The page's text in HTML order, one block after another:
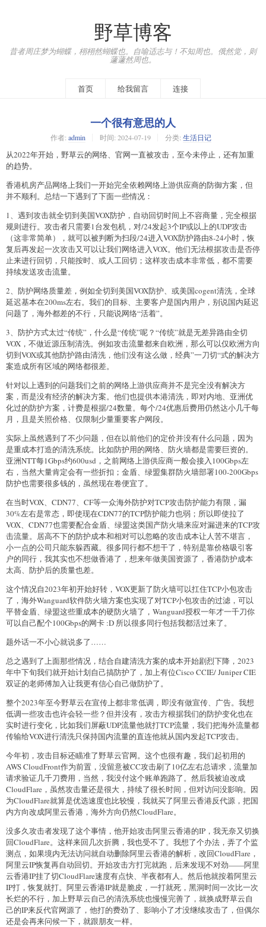
野草博客
昔者周庄梦为蝴蝶，栩栩然蝴蝶也。自喻适志与！不知周也。俄然觉，则
蘧蘧然周也。
首页 给我留言 连接
一个很有意思的人
作者: admin 时间: 2024-07-19 分类: 生活日记
从2022年开始，野草云的网络、官网一直被攻击，至今未停止，还有加重
的趋势。
香港机房产品网络上我们一开始完全依赖网络上游供应商的防御方案，但
并不顺利。总结一下遇到了下面一些情况：
1、遇到攻击就全切到美国VOX防护，自动回切时间上不容商量，完全根据
规则进行。攻击者只需要1台发包机，对/24发起3个IP或以上的UDP攻击
（这非常简单），就可以被判断为扫段/24进入VOX防护路由8-24小时，恢
复后再发起一次攻击又可以让我们网络进入VOX。他们无法根据攻击是否停
止来进行回切，只能按时、或人工回切；这样攻击成本非常低，都不需要
持续发送攻击流量。
2、防护网络质量差，例如全切到美国VOX防护、或美国cogent清洗，全球
延迟基本在200ms左右。我们的目标、主要客户是国内用户，别说国内延迟
问题了，海外都差的不行，只能说网络“活着”。
3、防护方式太过“传统”，什么是“传统”呢？“传统”就是无差异路由全切
VOX，不做近源压制清洗。例如攻击流量都来自欧洲，那么可以仅欧洲方向
切到VOX或其他防护路由清洗，他们没有这么做，经典”一刀切“式的解决方
案造成所有区域的网络都很差。
针对以上遇到的问题我们之前的网络上游供应商并不是完全没有解决方
案，而是没有经济的解决方案。他们也提供本港清洗，即对内地、亚洲优
化过的防护方案，计费是根据/24数量。每个/24优惠后费用仍然达小几千每
月，且是关照价格、仅限制少量重要客户网段。
实际上虽然遇到了不少问题，但在以前他们的定价并没有什么问题，因为
是重成本打造的清洗系统。比如防护用的网络、防火墙都是需要巨资的。
亚洲NTT每1Gbps约600usd，之前网络上游供应商一般会接入100Gbps左
右，当然大量肯定会有一些折扣；金盾、绿盟集群防火墙部署100-200Gbps
防护也需要很多钱的，虽然现在卷便宜了。
在当时VOX、CDN77、CF等一众海外防护对TCP攻击防护能力有限，漏
30%左右是常态，即使现在CDN77的TCP防护能力也弱；所以即使拉了
VOX、CDN77也需要配合金盾、绿盟这类国产防火墙来应对漏进来的TCP攻
击流量。居高不下的防护成本和相对可以忽略的攻击成本让人苦不堪言，
小一点的公司只能东躲西藏。很多同行都不想干了，特别是靠价格吸引客
户的同行，我其实也不想做香港了，想来年做美国资源了，香港防护成本
太高、防护后的质量也差。
这个情况自2023年初开始好转，VOX更新了防火墙可以扛住TCP小包攻击
了，海外Wanguard软件防火墙方案也实现了对TCP小包攻击的过滤，可以
平替金盾、绿盟这些重成本的硬防火墙了，Wanguard授权一年才一千刀你
可以自己配个100Gbps的网卡 :D 所以很多同行包括我都活过来了。
题外话一不小心就说多了……
总之遇到了上面那些情况，结合自建清洗方案的成本开始剧烈下降，2023
年中下旬我们就开始计划自己搞防护了，加上有位Cisco CCIE/ Juniper CIE
双证的老师傅加入让我更有信心自己做防护了。
整个2023年至今野草云在宣传上都非常低调，即没有做宣传、广告。我想
低调一些攻击也许会轻一些？但并没有，攻击方根据我们的防护变化也在
实时进行变化，比如我们屏蔽UDP流量他就打TCP流量，我们把海外流量都
传输给VOX进行清洗只保持国内流量的直连他就从国内发起TCP攻击。
今年初，攻击目标还瞄准了野草云官网。这个也很有趣，我们起初用的
AWS CloudFront作为前置，没留意被CC攻击刷了10亿左右总请求，流量加
请求验证几千刀费用，当然，我没付这个账单跑路了。然后我被迫改成
CloudFlare，虽然攻击量还是很大，持续了很长时间，但对访问没影响。因
为CloudFlare就算是优选速度也比较慢，我就买了阿里云香港反代源，把国
内方向改成阿里云香港，海外方向仍然CloudFlare。
没多久攻击者发现了这个事情，他开始攻击阿里云香港的IP，我无奈又切换
回CloudFlare。这样来回几次折腾，我也受不了。我想了个办法，弄了个监
测点，如果境内无法访问就自动删除阿里云香港的解析，改回CloudFlare，
阿里云IP恢复再自动回切。开始攻击方打完就跑，后来发现不对劲——阿里
云香港IP挂了切CloudFlare速度有点快、半夜都有人。然后他就按着阿里云
IP打，恢复就打。阿里云香港IP就是脆皮，一打就死，黑洞时间一次比一次
长烂的不行，加上野草云自己的清洗系统也慢慢完善了，就换成野草云自
己的IP来反代官网源了，他打的费劲了、影响小了才没继续攻击了，但偶尔
还是会再来问候一下，就跟朋友一样。